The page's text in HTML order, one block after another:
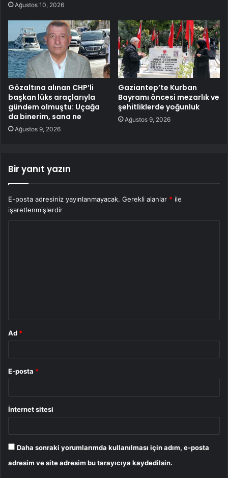
Ağustos 10, 2026
Gözaltına alınan CHP’li
başkan lüks araçlarıyla
gündem olmuştu: Uçağa
da binerim, sana ne
Ağustos 9, 2026
Gaziantep’te Kurban
Bayramı öncesi mezarlık ve
şehitliklerde yoğunluk
Ağustos 9, 2026
Bir yanıt yazın
E-posta adresiniz yayınlanmayacak. Gerekli alanlar * ile
işaretlenmişlerdir
Ad *
E-posta *
İnternet sitesi
Daha sonraki yorumlarımda kullanılması için adım, e-posta
adresim ve site adresim bu tarayıcıya kaydedilsin.